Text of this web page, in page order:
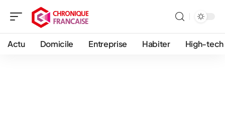
Actu Domicile Entreprise Habiter High-tech